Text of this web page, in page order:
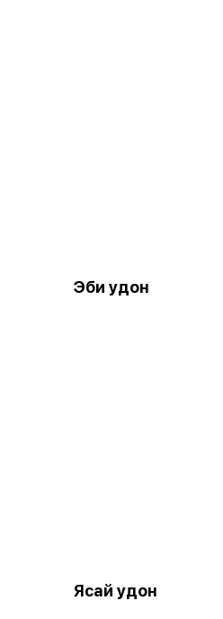
Эби удон
Ясай удон